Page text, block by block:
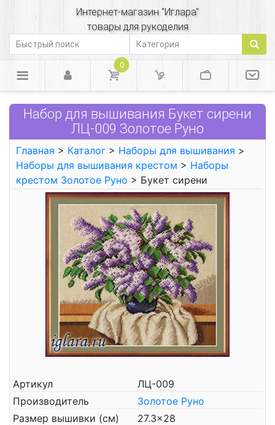
Интернет-магазин "Иглара"
товары для рукоделия
0
Набор для вышивания Букет сирени
ЛЦ-009 Золотое Руно
Главная > Каталог > Наборы для вышивания >
Наборы для вышивания крестом > Наборы
крестом Золотое Руно > Букет сирени
Артикул
ЛЦ-009
Производитель
Золотое Руно
Размер вышивки (см)
27.3x28